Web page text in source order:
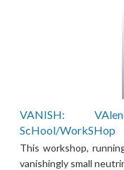
VANISH:
ScHool/WorkSHop
This workshop,
vanishingly small